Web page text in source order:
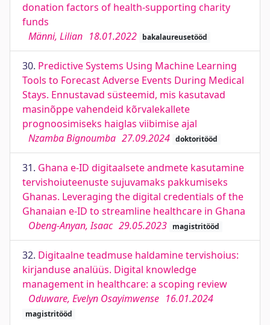
donation factors of health-supporting charity
funds
Männi, Lilian 18.01.2022 bakalaureusetööd
30. Predictive Systems Using Machine Learning
Tools to Forecast Adverse Events During Medical
Stays. Ennustavad süsteemid, mis kasutavad
masinõppe vahendeid kõrvalekallete
prognoosimiseks haiglas viibimise ajal
Nzamba Bignoumba 27.09.2024 doktoritööd
31. Ghana e-ID digitaalsete andmete kasutamine
tervishoiuteenuste sujuvamaks pakkumiseks
Ghanas. Leveraging the digital credentials of the
Ghanaian e-ID to streamline healthcare in Ghana
Obeng-Anyan, Isaac 29.05.2023 magistritööd
32. Digitaalne teadmuse haldamine tervishoius:
kirjanduse analüüs. Digital knowledge
management in healthcare: a scoping review
Oduware, Evelyn Osayimwense 16.01.2024
magistritööd